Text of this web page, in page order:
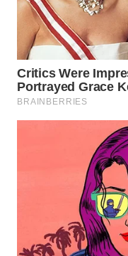
WN
PAKPAK
WN
KARAWANG
WN
DEPOK